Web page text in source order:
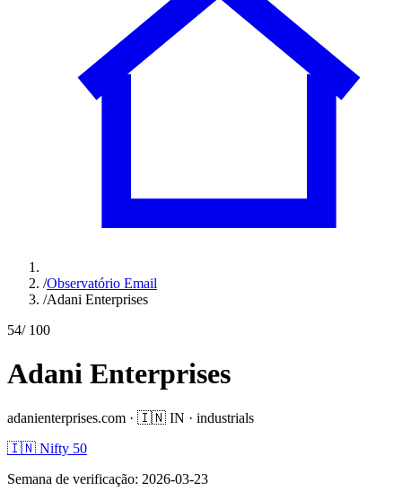
/Observatório Email
/Adani Enterprises
54/ 100
Adani Enterprises
adanienterprises.com · 🇮🇳 IN · industrials
🇮🇳 Nifty 50
Semana de verificação: 2026-03-23